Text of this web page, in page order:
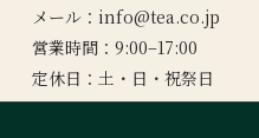
メール： info@tea.co.jp
営業時間：9:00–17:00
定休日：土・日・祝祭日